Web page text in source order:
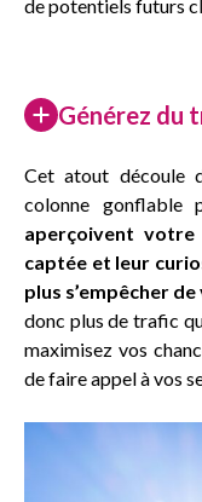
de potentiels futurs
Générez du
Cet atout découle
colonne gonflable
aperçoivent
captée et leur
plus s’empêcher
donc plus de trafic
maximisez vos
de faire appel à vos